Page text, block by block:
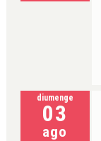
diumenge
03
ago